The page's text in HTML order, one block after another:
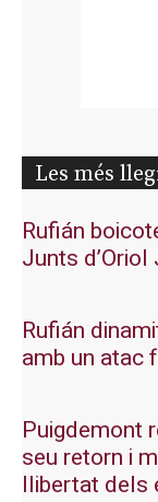
Les més
Rufián
Junts
Rufián
amb un atac
Puigdemont
seu retorn i
llibertat dels